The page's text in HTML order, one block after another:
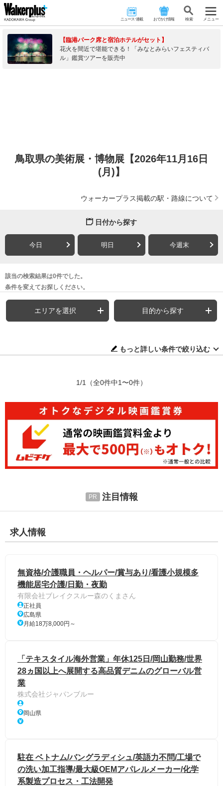
ニュース･連載 おでかけ情報 検 索 メニュー
【臨港パーク席と宿泊ホテルがセット】
花火を間近で堪能できる！「みなとみらいフェスティバ
ル」鑑賞ツアーを販売中
鳥取県の美術展・博物展【2026年11月16日
(月)】
ウォーカープラス掲載の駅・路線について
日付から探す
今日 明日 今週末
該当の検索結果は0件でした。
条件を変えてお探しください。
エリアを選択 目的から探す
もっと詳しい条件で絞り込む
1/1 （全0件中1〜0件）
注目情報
求人情報
無資格/介護職員・ヘルパー/賞与あり/看護小規模多
機能居宅介護/日勤・夜勤
有限会社ブレイクスルー森のくまさん
正社員
広島県
月給18万8,000円～
「テキスタイル海外営業」年休125日/岡山勤務/世界
28ヵ国以上へ展開する高品質デニムのグローバル営
業
株式会社ジャパンブルー
岡山県
駐在 ベトナム/バングラディシュ/英語力不問/工場で
の洗い加工指導/最大級OEMアパレルメーカー/化学
系製造プロセス・工法開発